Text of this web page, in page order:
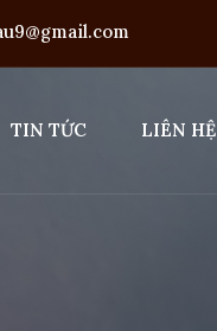
TIN TỨC LIÊN HỆ